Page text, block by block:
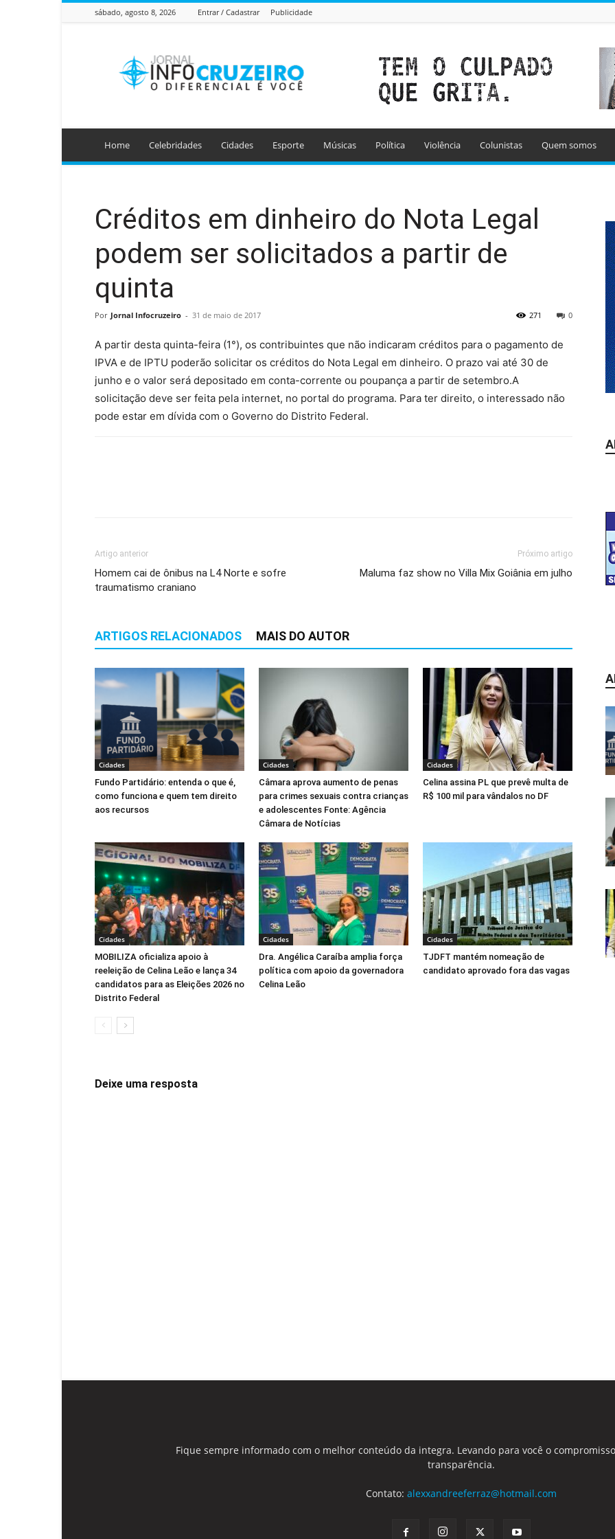
sábado, agosto 8, 2026 Entrar / Cadastrar Publicidade
Info
Cruzeiro
Home Celebridades Cidades Esporte Músicas Política Violência Colunistas Quem somos
Créditos em dinheiro do Nota Legal
podem ser solicitados a partir de
quinta
Por Jornal Infocruzeiro - 31 de maio de 2017 0
271
A partir desta quinta-feira (1°), os contribuintes que não indicaram créditos para o pagamento de
IPVA e de IPTU poderão solicitar os créditos do Nota Legal em dinheiro. O prazo vai até 30 de
junho e o valor será depositado em conta-corrente ou poupança a partir de setembro.A
solicitação deve ser feita pela internet, no portal do programa. Para ter direito, o interessado não
pode estar em dívida com o Governo do Distrito Federal.
Artigo anterior
Homem cai de ônibus na L4 Norte e sofre
traumatismo craniano
Próximo artigo
Maluma faz show no Villa Mix Goiânia em julho
ARTIGOS RELACIONADOS MAIS DO AUTOR
Cidades
Fundo Partidário: entenda o que é,
como funciona e quem tem direito
aos recursos
Cidades
Câmara aprova aumento de penas
para crimes sexuais contra crianças
e adolescentes Fonte: Agência
Câmara de Notícias
Cidades
Celina assina PL que prevê multa de
R$ 100 mil para vândalos no DF
Cidades
MOBILIZA oficializa apoio à
reeleição de Celina Leão e lança 34
candidatos para as Eleições 2026 no
Distrito Federal
Cidades
Dra. Angélica Caraíba amplia força
política com apoio da governadora
Celina Leão
Cidades
TJDFT mantém nomeação de
candidato aprovado fora das vagas
Deixe uma resposta
Fique sempre informado com o melhor conteúdo da integra. Levando para você o
transparência.
Contato: alexxandreeferraz@hotmail.com